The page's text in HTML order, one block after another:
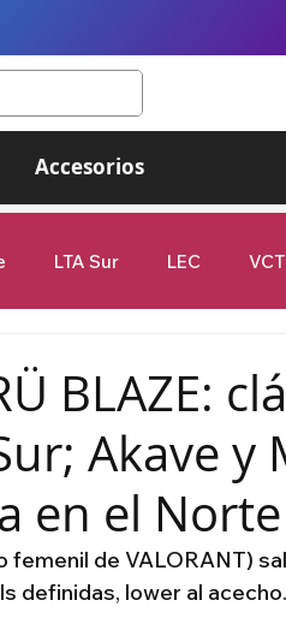
Accesorios
LTA Sur LEC
videojuegos
BLAZE:
Akave y
en el Norte
femenil de VALORANT)
definidas, lower al acecho.